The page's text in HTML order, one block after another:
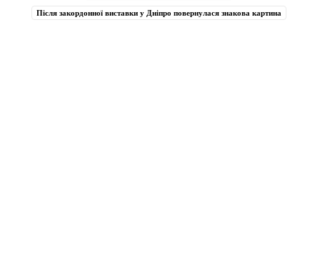
Після закордонної виставки у Дніпро повернулася знакова картина